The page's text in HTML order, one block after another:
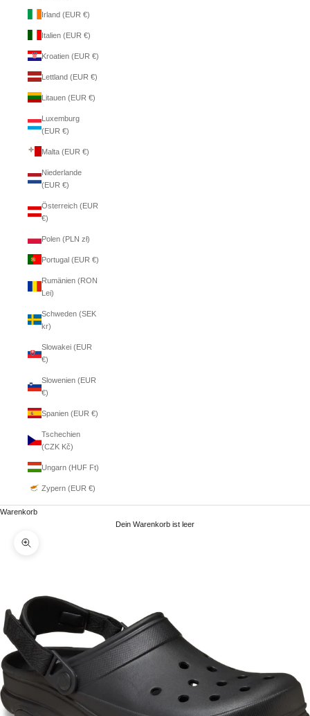
Irland (EUR €)
Italien (EUR €)
Kroatien (EUR €)
Lettland (EUR €)
Litauen (EUR €)
Luxemburg
(EUR €)
Malta (EUR €)
Niederlande
(EUR €)
Österreich (EUR
€)
Polen (PLN zł)
Portugal (EUR €)
Rumänien (RON
Lei)
Schweden (SEK
kr)
Slowakei (EUR
€)
Slowenien (EUR
€)
Spanien (EUR €)
Tschechien
(CZK Kč)
Ungarn (HUF Ft)
Zypern (EUR €)
Warenkorb
Dein Warenkorb ist leer
Bild vergrößern